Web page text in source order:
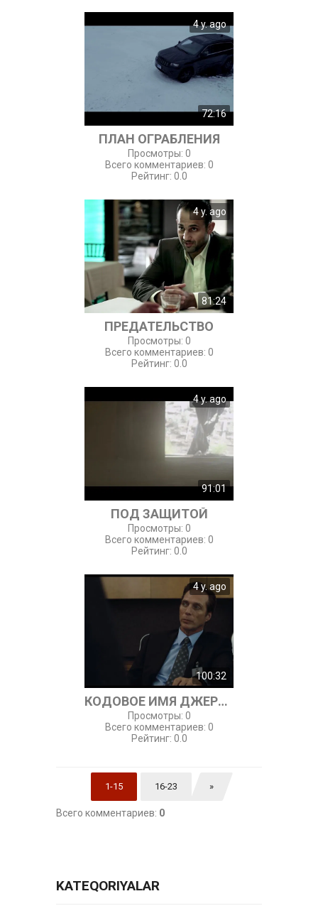
4 y. ago
72:16
ПЛАН ОГРАБЛЕНИЯ
Просмотры: 0
Всего комментариев: 0
Рейтинг: 0.0
4 y. ago
81:24
ПРЕДАТЕЛЬСТВО
Просмотры: 0
Всего комментариев: 0
Рейтинг: 0.0
4 y. ago
91:01
ПОД ЗАЩИТОЙ
Просмотры: 0
Всего комментариев: 0
Рейтинг: 0.0
4 y. ago
100:32
КОДОВОЕ ИМЯ ДЖЕРОНИМО
Просмотры: 0
Всего комментариев: 0
Рейтинг: 0.0
1-15 16-23 »
Всего комментариев: 0
KATEQORIYALAR